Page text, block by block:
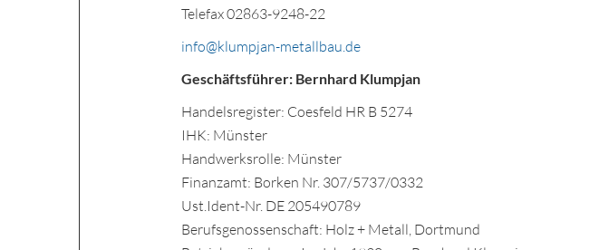
Telefax 02863-9248-22
info@klumpjan-metallbau.de
Geschäftsführer: Bernhard Klumpjan
Handelsregister: Coesfeld HR B 5274
IHK: Münster
Handwerksrolle: Münster
Finanzamt: Borken Nr. 307/5737/0332
Ust.Ident-Nr. DE 205490789
Berufsgenossenschaft: Holz + Metall, Dortmund